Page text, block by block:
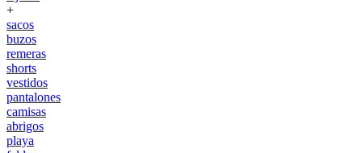
+
sacos
buzos
remeras
shorts
vestidos
pantalones
camisas
abrigos
playa